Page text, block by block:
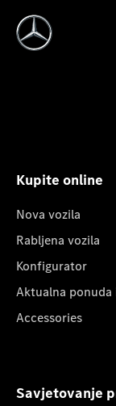
Kupite online
Nova vozila
Rabljena vozila
Konfigurator
Aktualna ponuda
Accessories
Savjetovanje